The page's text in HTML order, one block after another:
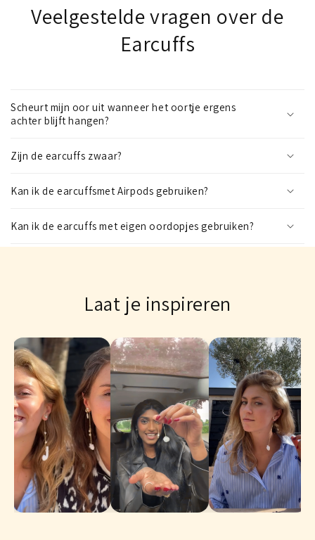
Veelgestelde vragen over de
Earcuffs
Scheurt mijn oor uit wanneer het oortje ergens
achter blijft hangen?
Zijn de earcuffs zwaar?
Kan ik de earcuffsmet Airpods gebruiken?
Kan ik de earcuffs met eigen oordopjes gebruiken?
Laat je inspireren